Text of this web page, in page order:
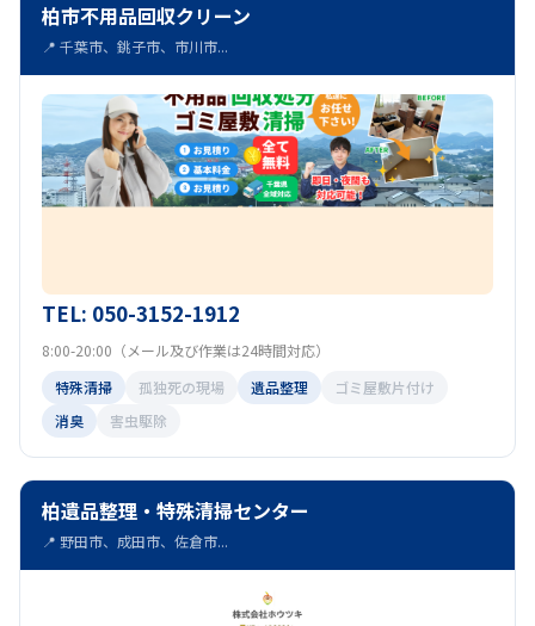
柏市不用品回収クリーン
📍 千葉市、銚子市、市川市...
TEL: 050-3152-1912
8:00-20:00（メール及び作業は24時間対応）
特殊清掃
孤独死の現場 遺品整理
ゴミ屋敷片付け
消臭
害虫駆除
柏遺品整理・特殊清掃センター
📍 野田市、成田市、佐倉市...